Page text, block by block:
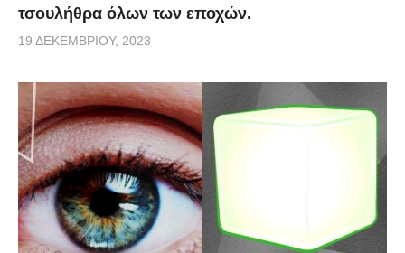
τσουλήθρα όλων των εποχών.
19 ΔΕΚΕΜΒΡΊΟΥ, 2023